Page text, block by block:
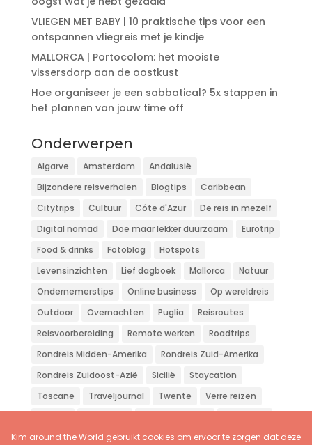
VLIEGEN MET BABY | 10 praktische tips voor een
ontspannen vliegreis met je kindje
MALLORCA | Portocolom: het mooiste
vissersdorp aan de oostkust
Hoe organiseer je een sabbatical? 5x stappen in
het plannen van jouw time off
Onderwerpen
Algarve Amsterdam
Andalusië
Bijzondere reisverhalen
Blogtips
Caribbean
Citytrips
Cultuur Côte d'Azur
De reis in mezelf
Digital nomad
Doe maar lekker duurzaam
Eurotrip
Food & drinks
Fotoblog
Hotspots
Levensinzichten
Lief dagboek Mallorca
Natuur
Ondernemerstips
Online business
Op wereldreis
Outdoor
Overnachten Puglia
Reisroutes
Reisvoorbereiding
Remote werken
Roadtrips
Rondreis Midden-Amerika
Rondreis Zuid-Amerika
Rondreis Zuidoost-Azië
Sicilië
Staycation
Toscane
Traveljournal Twente
Verre reizen
Zon zee strand
Zuid-Europa